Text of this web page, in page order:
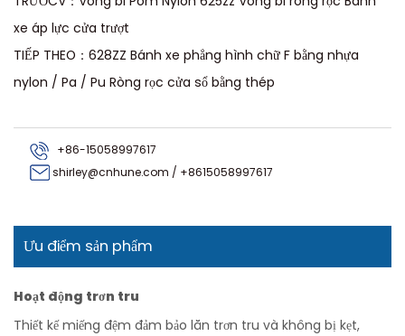
xe áp lực cửa trượt
TIẾP THEO：628ZZ Bánh xe phẳng hình chữ F bằng nhựa
nylon / Pa / Pu Ròng rọc cửa sổ bằng thép
+86-15058997617
shirley@cnhune.com / +8615058997617
Ưu điểm sản phẩm
Hoạt động trơn tru
Thiết kế miếng đệm đảm bảo lăn trơn tru và không bị kẹt,